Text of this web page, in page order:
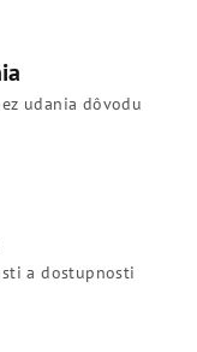
udania dôvodu
a dostupnosti